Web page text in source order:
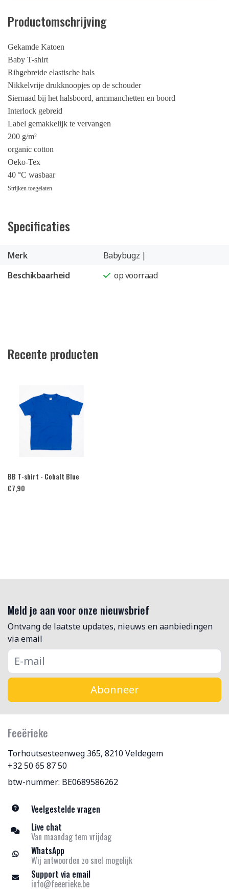
Productomschrijving
Gekamde Katoen
Baby T-shirt
Ribgebreide elastische hals
Nikkelvrije drukknoopjes op de schouder
Siernaad bij het halsboord, armmanchetten en boord
Interlock gebreid
Label gemakkelijk te vervangen
200 g/m²
organic cotton
Oeko-Tex
40 °C wasbaar
Strijken toegelaten
Specificaties
Merk
Babybugz |
Beschikbaarheid
op voorraad
Recente producten
BB T-shirt - Cobalt Blue
€7,90
Meld je aan voor onze nieuwsbrief
Ontvang de laatste updates, nieuws en aanbiedingen
via email
Abonneer
Feeërieke
Torhoutsesteenweg 365, 8210 Veldegem
+32 50 65 87 50
btw-nummer: BE0689586262
Veelgestelde vragen
Live chat
Van maandag tem vrijdag
WhatsApp
Wij antwoorden zo snel mogelijk
Support via email
info@feeerieke.be